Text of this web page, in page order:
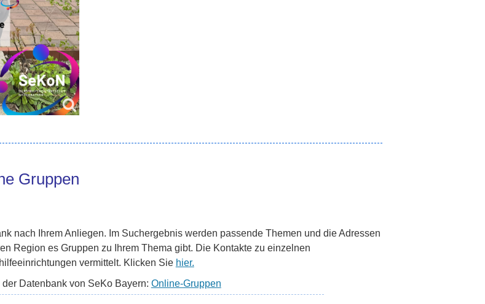
Gruppen
nach Ihrem Anliegen. Im Suchergebnis werden passende Themen und die Adressen
Region es Gruppen zu Ihrem Thema gibt. Die Kontakte zu einzelnen
vermittelt. Klicken Sie hier.
Datenbank von SeKo Bayern: Online-Gruppen